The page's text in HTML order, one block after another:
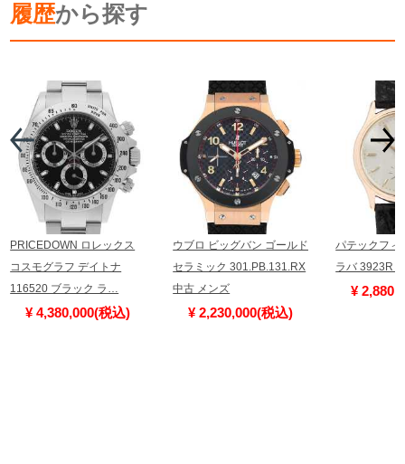
履歴から探す
PRICEDOWN ロレックス
コスモグラフ デイトナ
116520 ブラック ラ…
¥ 4,380,000(税込)
ウブロ ビッグバン ゴールド
セラミック 301.PB.131.RX
中古 メンズ
¥ 2,230,000(税込)
パテックフィ
ラバ 3923R
¥